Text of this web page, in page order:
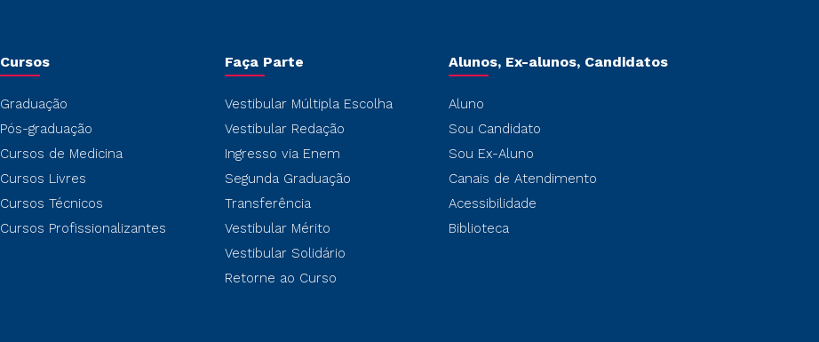
Cursos
Graduação
Pós-graduação
Cursos de Medicina
Cursos Livres
Cursos Técnicos
Cursos Profissionalizantes
Faça Parte
Vestibular Múltipla Escolha
Vestibular Redação
Ingresso via Enem
Segunda Graduação
Transferência
Vestibular Mérito
Vestibular Solidário
Retorne ao Curso
Alunos, Ex-alunos, Candidatos
Aluno
Sou Candidato
Sou Ex-Aluno
Canais de Atendimento
Acessibilidade
Biblioteca